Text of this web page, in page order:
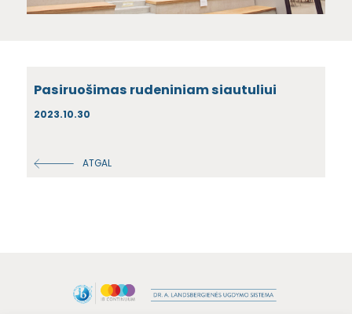
Pasiruošimas rudeniniam siautuliui
2023.10.30
ATGAL